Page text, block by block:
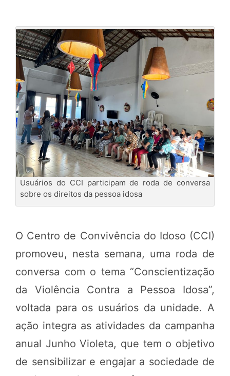
Usuários do CCI participam de roda de conversa
sobre os direitos da pessoa idosa
O Centro de Convivência do Idoso (CCI)
promoveu, nesta semana, uma roda de
conversa com o tema “Conscientização
da Violência Contra a Pessoa Idosa”,
voltada para os usuários da unidade. A
ação integra as atividades da campanha
anual Junho Violeta, que tem o objetivo
de sensibilizar e engajar a sociedade de